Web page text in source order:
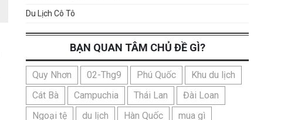
Du Lịch Cô Tô
BẠN QUAN TÂM CHỦ ĐỀ GÌ?
Quy Nhơn 02-Thg9 Phú Quốc
Khu du lịch
Cát Bà
Campuchia Thái Lan
Đài Loan
Ngoại tệ
du lịch Hàn Quốc
mua gì